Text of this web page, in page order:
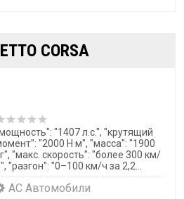
CORSA
"1407 л.с.", "крутящий
"2000 Н·м", "масса": "1900
"макс. скорость": "более 300 км/
"разгон": "0–100 км/ч за 2,2...
AC Автомобили